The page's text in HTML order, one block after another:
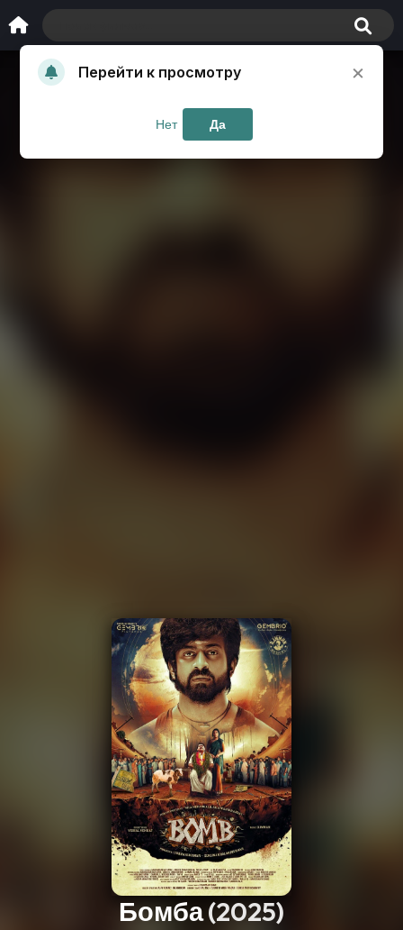
Бомба(2025)
Перейти к просмотру ×
Нет Да